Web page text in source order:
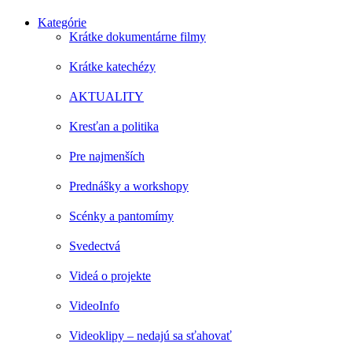
Kategórie
Krátke dokumentárne filmy
Krátke katechézy
AKTUALITY
Kresťan a politika
Pre najmenších
Prednášky a workshopy
Scénky a pantomímy
Svedectvá
Videá o projekte
VideoInfo
Videoklipy – nedajú sa sťahovať